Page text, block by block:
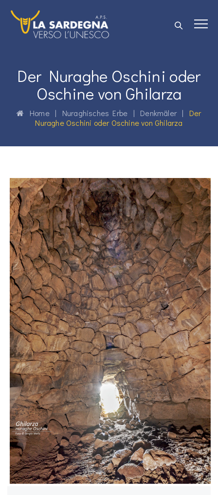
Der Nuraghe Oschini oder
Oschine von Ghilarza
Home| Nuraghisches Erbe | Denkmäler| Der
Nuraghe Oschini oder Oschine von Ghilarza